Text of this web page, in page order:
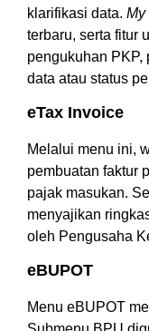
klarifikasi data. My
terbaru, serta fitur
pengukuhan PKP,
data atau status
eTax Invoice
Melalui menu ini,
pembuatan faktur
pajak masukan.
menyajikan
oleh Pengusaha
eBUPOT
Menu eBUPOT